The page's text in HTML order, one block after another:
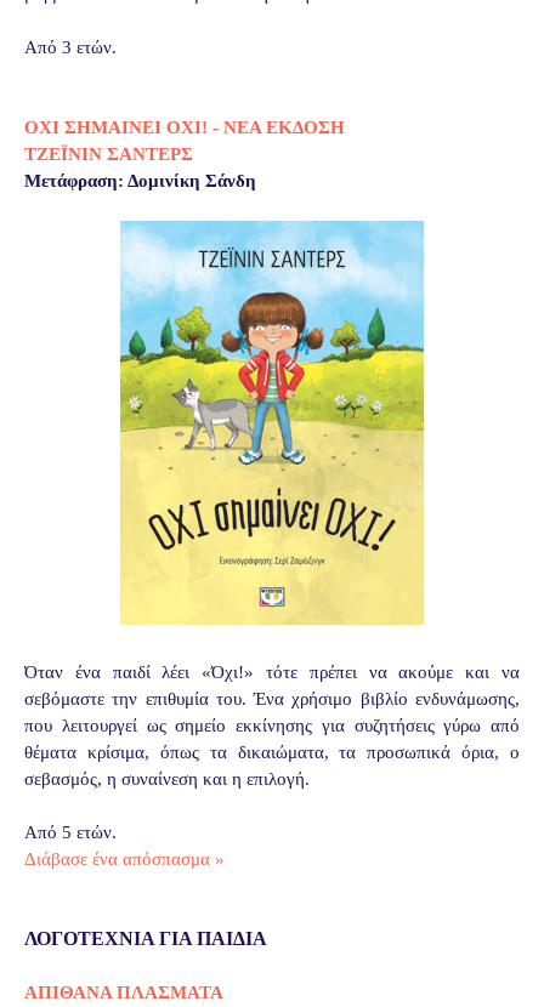
Από 3 ετών.
ΟΧΙ ΣΗΜΑΙΝΕΙ ΟΧΙ! - ΝΕΑ ΕΚΔΟΣΗ
ΤΖΕΪΝΙΝ ΣAΝΤΕΡΣ
Μετάφραση: Δομινίκη Σάνδη
Όταν ένα παιδί λέει «Όχι!» τότε πρέπει να ακούμε και να
σεβόμαστε την επιθυμία του. Ένα χρήσιμο βιβλίο ενδυνάμωσης,
που λειτουργεί ως σημείο εκκίνησης για συζητήσεις γύρω από
θέματα κρίσιμα, όπως τα δικαιώματα, τα προσωπικά όρια, ο
σεβασμός, η συναίνεση και η επιλογή.
Από 5 ετών.
Διάβασε ένα απόσπασμα »
ΛΟΓΟΤΕΧΝΙΑ ΓΙΑ ΠΑΙΔΙΑ
ΑΠΙΘΑΝΑ ΠΛΑΣΜΑΤΑ